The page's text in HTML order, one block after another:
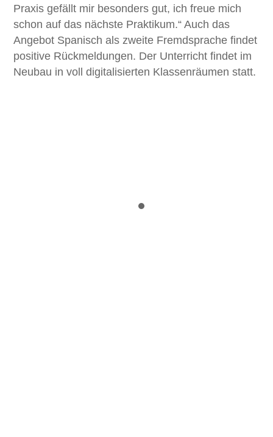
Praxis gefällt mir besonders gut, ich freue mich
schon auf das nächste Praktikum.“Auch das
Angebot Spanisch als zweite Fremdsprache findet
positive Rückmeldungen. Der Unterricht findet im
Neubau in voll digitalisierten Klassenräumen statt.